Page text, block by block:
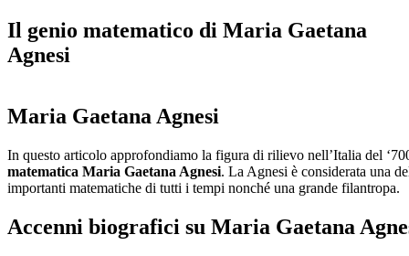
Il genio matematico di Maria Gaetana
Agnesi
Maria Gaetana Agnesi
In questo articolo approfondiamo la figura di rilievo nell’Italia del
matematica Maria Gaetana Agnesi. La Agnesi è considerata una
importanti matematiche di tutti i tempi nonché una grande filantropa.
Accenni biografici su Maria Gaetana